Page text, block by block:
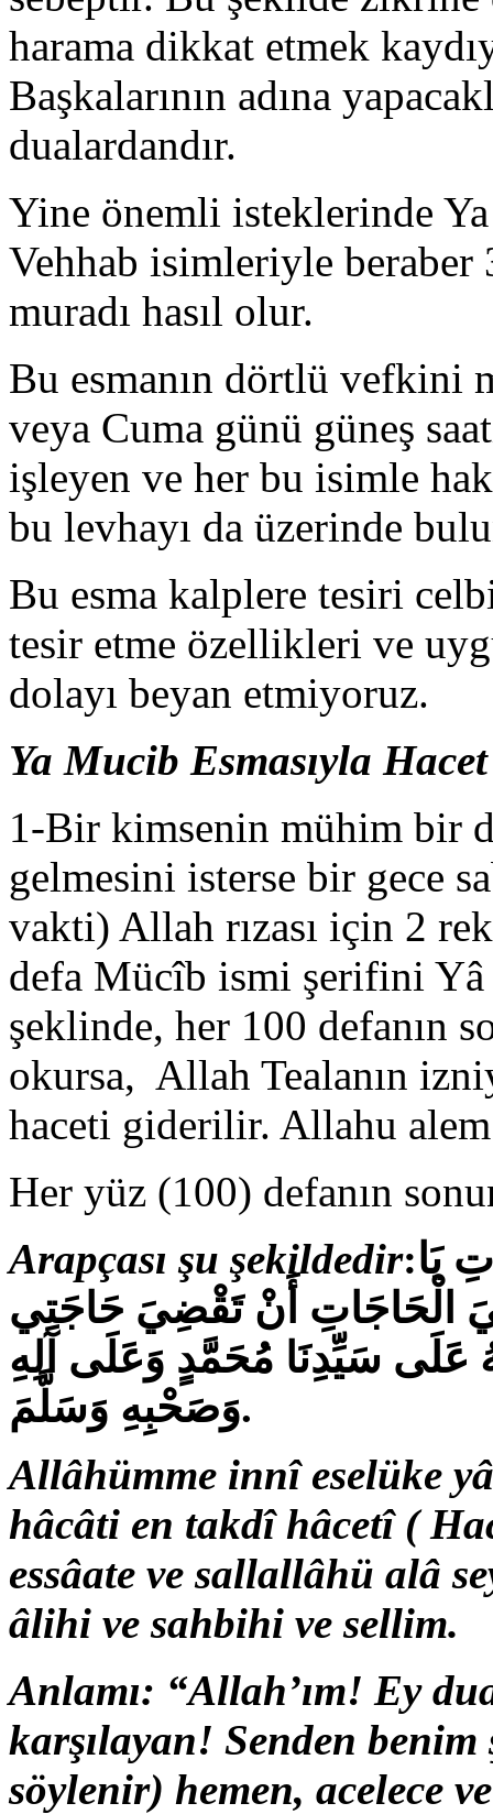
harama dikkat etmek
Başkalarının adına
dualardandır.
Yine önemli isteklerinde
Vehhab isimleriyle
muradı hasıl olur.
Bu esmanın dörtlü vefkini
veya Cuma günü güneş
işleyen ve her bu isimle
bu levhayı da üzerinde
Bu esma kalplere tesiri
tesir etme özellikleri ve
dolayı beyan etmiyoruz.
Ya Mucib Esmasıyla
1-Bir kimsenin mühim bir
gelmesini isterse bir gece
vakti) Allah rızası için 2
defa Mücîb ismi şerifini
şeklinde, her 100 defanın
okursa, Allah Tealanın
haceti giderilir. Allahu
Her yüz (100) defanın
Arapçası şu şekildedir:يَا
الْحَاجَاتِ أَنْ تَقْضِيَ حَاجَتِي
عَلَى سَيِّدِنَا مُحَمَّدٍ وَعَلَى آلِهِ
وَصَحْبِهِ وَسَلَّمَ.
Allâhümme innî eselüke
hâcâti en takdî hâcetî (
essâate ve sallallâhü alâ
âlihi ve sahbihi ve sellim.
Anlamı: “Allah’ım! Ey
karşılayan! Senden
söylenir) hemen, acelece